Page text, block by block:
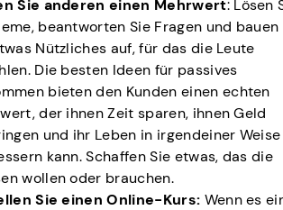
Sie anderen einen Mehrwert: Lösen
beantworten Sie Fragen und bauen
Nützliches auf, für das die Leute
Die besten Ideen für passives
bieten den Kunden einen echten
der ihnen Zeit sparen, ihnen Geld
und ihr Leben in irgendeiner Weise
kann. Schaffen Sie etwas, das die
wollen oder brauchen.
Sie einen Online-Kurs: Wenn es